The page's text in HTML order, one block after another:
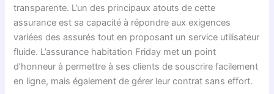
transparente. L’un des principaux atouts de cette
assurance est sa capacité à répondre aux exigences
variées des assurés tout en proposant un service utilisateur
fluide. L’assurance habitation Friday met un point
d’honneur à permettre à ses clients de souscrire facilement
en ligne, mais également de gérer leur contrat sans effort.